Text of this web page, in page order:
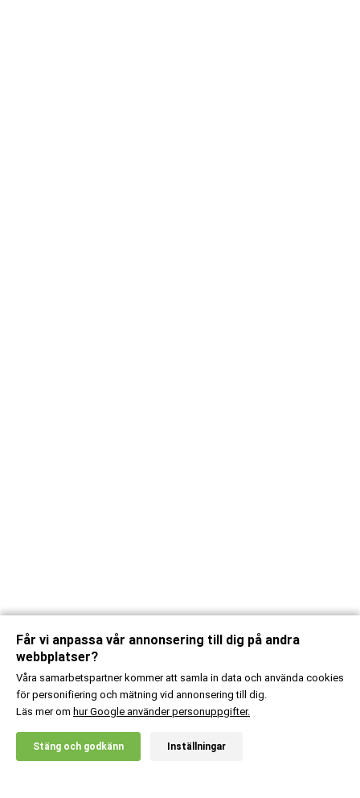
20% RABATT!
X
Får vi anpassa vår annonsering till dig på andra
webbplatser?
Våra samarbetspartner kommer att samla in data och använda cookies
för personifiering och mätning vid annonsering till dig.
Läs mer om hur Google använder personuppgifter.
Stäng och godkänn Inställningar